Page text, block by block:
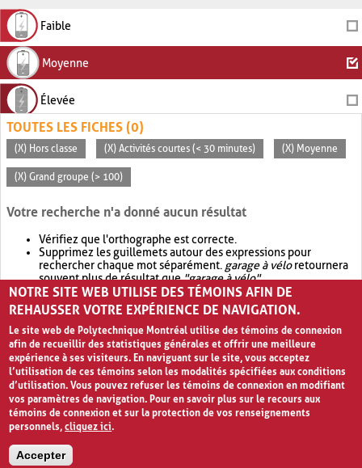
Faible
Moyenne
Élevée
TOUTES LES FICHES (0)
(X) Hors classe (X) Activités courtes (< 30 minutes) (X) Moyenne
(X) Grand groupe (> 100)
Votre recherche n'a donné aucun résultat
Vérifiez que l'orthographe est correcte.
Supprimez les guillemets autour des expressions pour
rechercher chaque mot séparément. garage à véloretournera
souvent plus de résultat que"garage à vélo".
Envisagez d'élargir votre recherche avec OR.garage OR vélo
retournera souvent plus de résultat quegarage à vélo
NOTRE SITE WEB UTILISE DES TÉMOINS AFIN DE
REHAUSSER VOTRE EXPÉRIENCE DE NAVIGATION.
Le site web de Polytechnique Montréal utilise des témoins de connexion
afin de recueillir des statistiques générales et offrir une meilleure
expérience à ses visiteurs. En naviguant sur le site, vous acceptez
l’utilisation de ces témoins selon les modalités spécifiées aux conditions
d’utilisation. Vous pouvez refuser les témoins de connexion en modifiant
vos paramètres de navigation. Pour en savoir plus sur le recours aux
témoins de connexion et sur la protection de vos renseignements
personnels,cliquez ici.
Accepter